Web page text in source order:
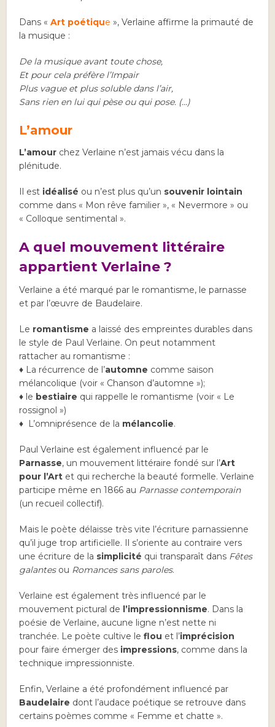
Dans «Art poétique », Verlaine affirme la primauté de
la musique :
De la musique avant toute chose,
Et pour cela préfère l’Impair
Plus vague et plus soluble dans l’air,
Sans rien en lui qui pèse ou qui pose. (…)
L’amour
L’amour chez Verlaine n’est jamais vécu dans la
plénitude.
Il est idéalisé ou n’est plus qu’un souvenir lointain
comme dans « Mon rêve familier », « Nevermore » ou
« Colloque sentimental ».
A quel mouvement littéraire
appartient Verlaine ?
Verlaine a été marqué par le romantisme, le parnasse
et par l’œuvre de Baudelaire.
Le romantisme a laissé des empreintes durables dans
le style de Paul Verlaine. On peut notamment
rattacher au romantisme :
♦ La récurrence de l’automne comme saison
mélancolique (voir « Chanson d’automne »);
♦ le bestiaire qui rappelle le romantisme (voir « Le
rossignol »)
♦ L’omniprésence de la mélancolie.
Paul Verlaine est également influencé par le
Parnasse, un mouvement littéraire fondé sur l’Art
pour l’Art et qui recherche la beauté formelle. Verlaine
participe même en 1866 au Parnasse contemporain
(un recueil collectif).
Mais le poète délaisse très vite l’écriture parnassienne
qu’il juge trop artificielle. Il s’oriente au contraire vers
une écriture de la simplicité qui transparaît dans Fêtes
galantesou Romances sans paroles.
Verlaine est également très influencé par le
mouvement pictural de l’impressionnisme. Dans la
poésie de Verlaine, aucune ligne n’est nette ni
tranchée. Le poète cultive leflou et l’imprécision
pour faire émerger des impressions, comme dans la
technique impressionniste.
Enfin, Verlaine a été profondément influencé par
Baudelaire dont l’audace poétique se retrouve dans
certains poèmes comme « Femme et chatte ».